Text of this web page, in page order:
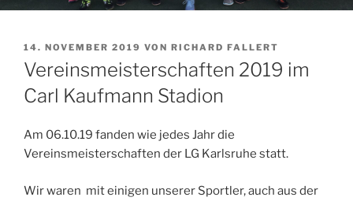
VERÖFFENTLICHT
AM
14. NOVEMBER 2019 VON RICHARD FALLERT
Vereinsmeisterschaften 2019 im
Carl Kaufmann Stadion
Am 06.10.19 fanden wie jedes Jahr die
Vereinsmeisterschaften der LG Karlsruhe statt.
Wir waren mit einigen unserer Sportler, auch aus der